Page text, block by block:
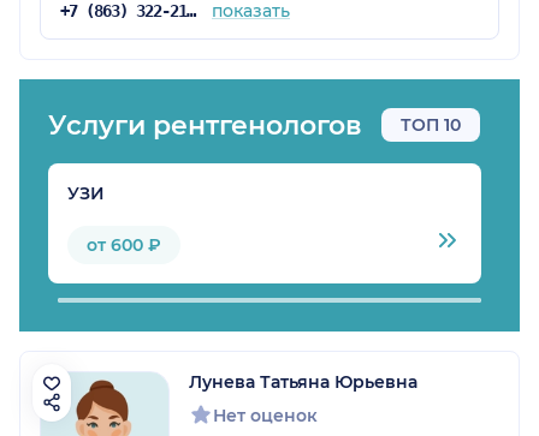
+7 (863) 322-21-93 показать
Услуги рентгенологов ТОП 10
УЗИ
от 600 ₽
Лунева Татьяна Юрьевна
Нет оценок